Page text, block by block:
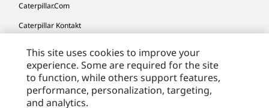
Caterpillar.com
Caterpillar Kontakt
Moje Preferencje Marketingowe
Site Map
Cookie Settings
This site uses cookies to improve your
experience. Some are required for the site
to function, while others support features,
performance, personalization, targeting,
and analytics.